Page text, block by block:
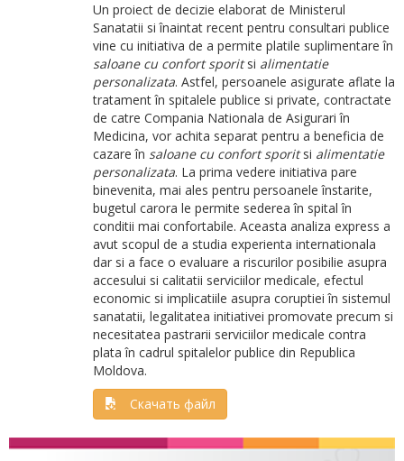
Un proiect de decizie elaborat de Ministerul
Sanatatii si înaintat recent pentru consultari publice
vine cu initiativa de a permite platile suplimentare în
saloane cu confort sporitsi alimentatie
personalizata. Astfel, persoanele asigurate aflate la
tratament în spitalele publice si private, contractate
de catre Compania Nationala de Asigurari în
Medicina, vor achita separat pentru a beneficia de
cazare în saloane cu confort sporitsi alimentatie
personalizata. La prima vedere initiativa pare
binevenita, mai ales pentru persoanele înstarite,
bugetul carora le permite sederea în spital în
conditii mai confortabile. Aceasta analiza express a
avut scopul de a studia experienta internationala
dar si a face o evaluare a riscurilor posibilie asupra
accesului si calitatii serviciilor medicale, efectul
economic si implicatiile asupra coruptiei în sistemul
sanatatii, legalitatea initiativei promovate precum si
necesitatea pastrarii serviciilor medicale contra
plata în cadrul spitalelor publice din Republica
Moldova.
Скачать файл